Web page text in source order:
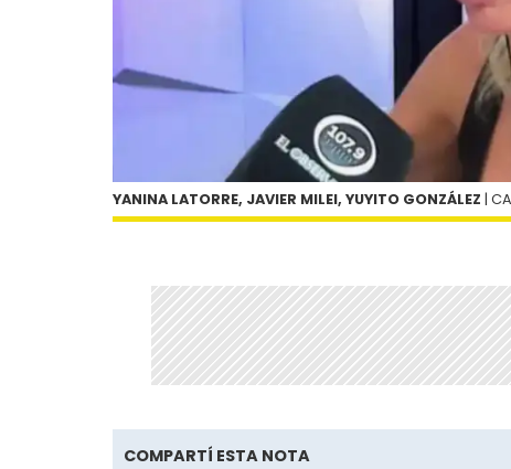
YANINA LATORRE, JAVIER MILEI, YUYITO GONZÁLEZ |
COMPARTÍ ESTA NOTA